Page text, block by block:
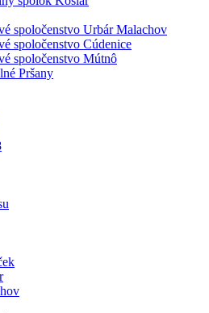
spoločenstvo Urbár Malachov
spoločenstvo Cúdenice
spoločenstvo Mútnô
Pršany